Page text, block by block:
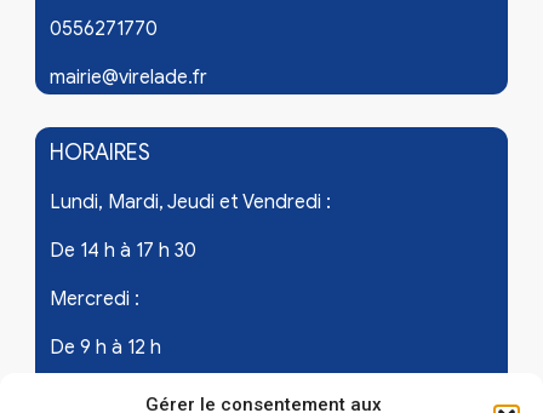
Gérer le consentement aux
0556271770
mairie@virelade.fr
HORAIRES
Lundi, Mardi, Jeudi et Vendredi :
De 14 h à 17 h 30
Mercredi :
De 9 h à 12 h
Samedi - les 1er et 3ème de chaque mois :